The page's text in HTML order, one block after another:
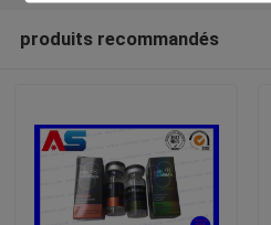
produits recommandés